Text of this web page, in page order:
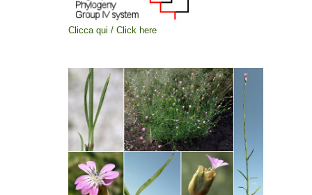
Clicca qui / Click here